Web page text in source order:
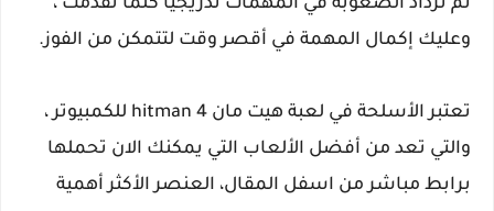
ثم تزداد الصعوبة في المهمات تدريجياً كلما تقدمت ،
وعليك إكمال المهمة في أقصر وقت لتتمكن من الفوز.
تعتبر الأسلحة في لعبة هيت مان hitman 4 للكمبيوتر ،
والتي تعد من أفضل الألعاب التي يمكنك الان تحملها
برابط مباشر من اسفل المقال، العنصر الأكثر أهمية